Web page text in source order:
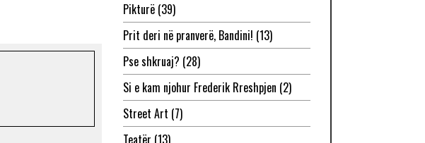
Pikturë(39)
Prit deri në pranverë, Bandini! (13)
Pse shkruaj? (28)
Si e kam njohur Frederik Rreshpjen (2)
Street Art (7)